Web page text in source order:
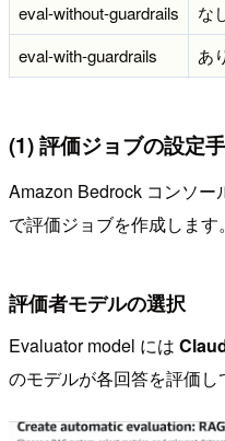
eval-without-guardrails
な
eval-with-guardrails
あ
(1) 評価ジョブの設定
Amazon Bedrock コンソ
で評価ジョブを作成します。
評価者モデルの選択
Evaluator model には
のモデルが各回答を評価し